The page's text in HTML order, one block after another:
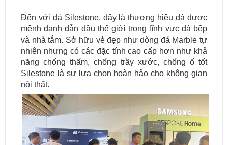
Đến với đá Silestone, đây là thương hiệu đá được
mệnh danh dẫn đầu thế giới trong lĩnh vực đá bếp
và nhà tắm. Sở hữu vẻ đẹp như dòng đá Marble tự
nhiên nhưng có các đặc tính cao cấp hơn như khả
năng chống thấm, chống trầy xước, chống ố tốt
Silestone là sự lựa chọn hoàn hảo cho không gian
nội thất.